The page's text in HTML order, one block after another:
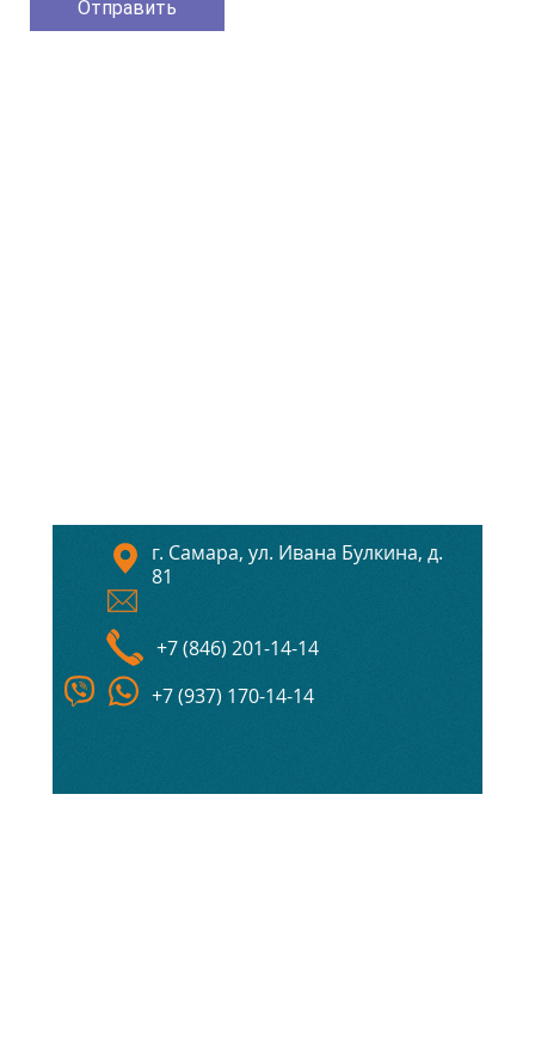
г. Самара, ул. Ивана Булкина, д.
81
+7 (846) 201-14-14
+7 (937) 170-14-14